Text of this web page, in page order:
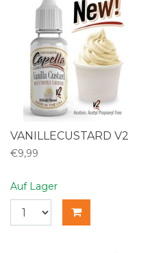
VANILLECUSTARD V2
€9,99
Auf Lager